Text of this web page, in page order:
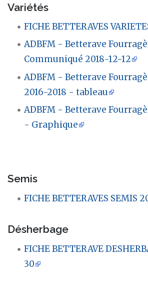
Variétés
FICHE BETTERAVES
ADBFM - Betterave
Communiqué 2018-12-12
ADBFM - Betterave
2016-2018 - tableau
ADBFM - Betterave
- Graphique
Semis
FICHE BETTERAVES SEMIS
Désherbage
FICHE BETTERAVE
30